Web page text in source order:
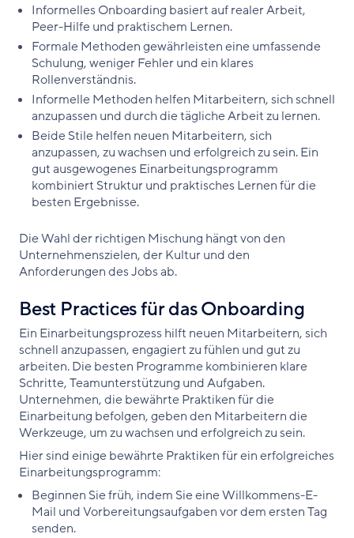
Informelles Onboarding basiert auf realer Arbeit,
Peer-Hilfe und praktischem Lernen.
Formale Methoden gewährleisten eine umfassende
Schulung, weniger Fehler und ein klares
Rollenverständnis.
Informelle Methoden helfen Mitarbeitern, sich schnell
anzupassen und durch die tägliche Arbeit zu lernen.
Beide Stile helfen neuen Mitarbeitern, sich
anzupassen, zu wachsen und erfolgreich zu sein. Ein
gut ausgewogenes Einarbeitungsprogramm
kombiniert Struktur und praktisches Lernen für die
besten Ergebnisse.
Die Wahl der richtigen Mischung hängt von den
Unternehmenszielen, der Kultur und den
Anforderungen des Jobs ab.
Best Practices für das Onboarding
Ein Einarbeitungsprozess hilft neuen Mitarbeitern, sich
schnell anzupassen, engagiert zu fühlen und gut zu
arbeiten. Die besten Programme kombinieren klare
Schritte, Teamunterstützung und Aufgaben.
Unternehmen, die bewährte Praktiken für die
Einarbeitung befolgen, geben den Mitarbeitern die
Werkzeuge, um zu wachsen und erfolgreich zu sein.
Hier sind einige bewährte Praktiken für ein erfolgreiches
Einarbeitungsprogramm:
Beginnen Sie früh, indem Sie eine Willkommens-E-
Mail und Vorbereitungsaufgaben vor dem ersten Tag
senden.